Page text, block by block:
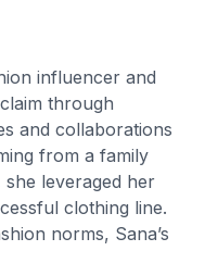
influencer and
through
and collaborations
from a family
leveraged her
clothing line.
norms, Sana’s